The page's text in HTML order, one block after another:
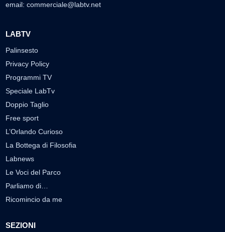
email: commerciale@labtv.net
LABTV
Palinsesto
Privacy Policy
Programmi TV
Speciale LabTv
Doppio Taglio
Free sport
L’Orlando Curioso
La Bottega di Filosofia
Labnews
Le Voci del Parco
Parliamo di…
Ricomincio da me
SEZIONI